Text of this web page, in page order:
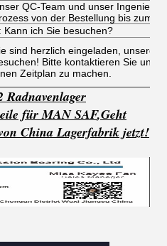
QC-Team und unser
von der Bestellung bis zum
Kann ich Sie besuchen?
sind herzlich eingeladen, unsere
Bitte kontaktieren Sie
Zeitplan zu machen.
Radnavenlager
für MAN SAF,Geht
China Lagerfabrik jetzt!